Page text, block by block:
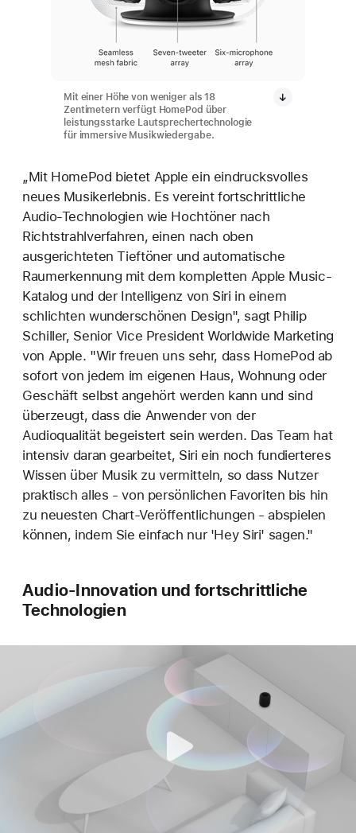
Mit einer Höhe von weniger als 18
Zentimetern verfügt HomePod über
leistungsstarke Lautsprechertechnologie
für immersive Musikwiedergabe.
„Mit HomePod bietet Apple ein eindrucksvolles
neues Musikerlebnis. Es vereint fortschrittliche
Audio-Technologien wie Hochtöner nach
Richtstrahlverfahren, einen nach oben
ausgerichteten Tieftöner und automatische
Raumerkennung mit dem kompletten Apple Music-
Katalog und der Intelligenz von Siri in einem
schlichten wunderschönen Design", sagt Philip
Schiller, Senior Vice President Worldwide Marketing
von Apple. "Wir freuen uns sehr, dass HomePod ab
sofort von jedem im eigenen Haus, Wohnung oder
Geschäft selbst angehört werden kann und sind
überzeugt, dass die Anwender von der
Audioqualität begeistert sein werden. Das Team hat
intensiv daran gearbeitet, Siri ein noch fundierteres
Wissen über Musik zu vermitteln, so dass Nutzer
praktisch alles - von persönlichen Favoriten bis hin
zu neuesten Chart-Veröffentlichungen - abspielen
können, indem Sie einfach nur 'Hey Siri' sagen."
Audio-Innovation und fortschrittliche
Technologien